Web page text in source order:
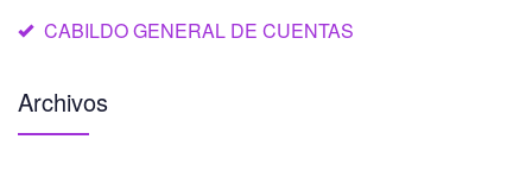
CABILDO GENERAL DE CUENTAS
Archivos